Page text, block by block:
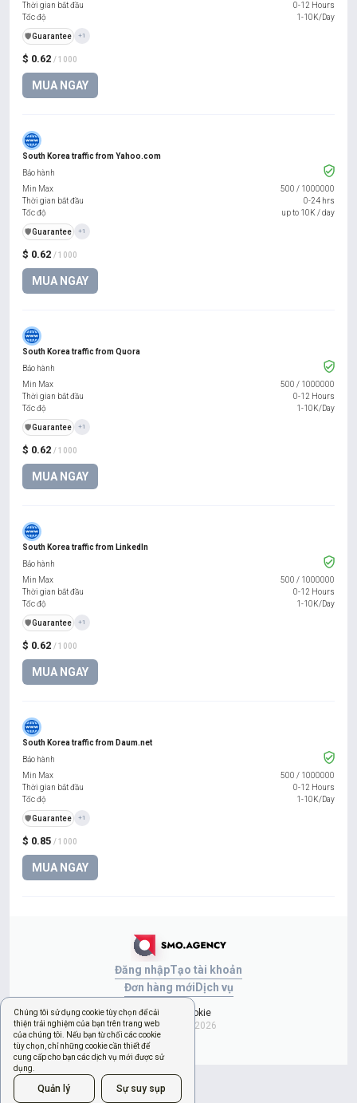
Chúng tôi sử dụng cookie tùy chọn để cải
thiện trải nghiệm của bạn trên trang web
của chúng tôi. Nếu bạn từ chối các cookie
tùy chọn, chỉ những cookie cần thiết để
cung cấp cho bạn các dịch vụ mới được sử
dụng.
Quản lý Sự suy sụp
$ 0.62 / 1000
MUA NGAY
Thời gian bắt đầu
0-12 Hours
Tốc độ
1-10K/Day
️🛡️Guarantee +1
South Korea traffic from Yahoo.com
$ 0.62 / 1000
MUA NGAY
Bảo hành
Min Max
500 / 1000000
Thời gian bắt đầu
0-24 hrs
Tốc độ
up to 10K / day
️🛡️Guarantee +1
South Korea traffic from Quora
$ 0.62 / 1000
MUA NGAY
Bảo hành
Min Max
500 / 1000000
Thời gian bắt đầu
0-12 Hours
Tốc độ
1-10K/Day
️🛡️Guarantee +1
South Korea traffic from LinkedIn
$ 0.62 / 1000
MUA NGAY
Bảo hành
Min Max
500 / 1000000
Thời gian bắt đầu
0-12 Hours
Tốc độ
1-10K/Day
️🛡️Guarantee +1
South Korea traffic from Daum.net
$ 0.85 / 1000
MUA NGAY
Bảo hành
Min Max
500 / 1000000
Thời gian bắt đầu
0-12 Hours
Tốc độ
1-10K/Day
️🛡️Guarantee +1
Đăng nhậpTạo tài khoản
Đơn hàng mới Dịch vụ
Quản lý cookie
Copyright © 2026